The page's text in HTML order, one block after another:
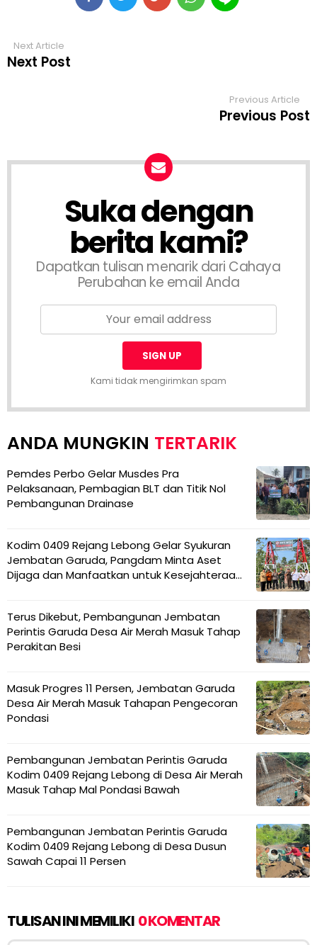
Next Article
Next Post
Previous Article
Previous Post
Suka dengan
berita kami?
Dapatkan tulisan menarik dari Cahaya
Perubahan ke email Anda
Kami tidak mengirimkan spam
TERTARIK
Pemdes Perbo Gelar Musdes Pra
Pelaksanaan, Pembagian BLT dan Titik Nol
Pembangunan Drainase
Kodim 0409 Rejang Lebong Gelar Syukuran
Jembatan Garuda, Pangdam Minta Aset
Dijaga dan Manfaatkan untuk Kesejahteraan
Terus Dikebut, Pembangunan Jembatan
Perintis Garuda Desa Air Merah Masuk Tahap
Perakitan Besi
Masuk Progres 11 Persen, Jembatan Garuda
Desa Air Merah Masuk Tahapan Pengecoran
Pondasi
Pembangunan Jembatan Perintis Garuda
Kodim 0409 Rejang Lebong di Desa Air Merah
Masuk Tahap Mal Pondasi Bawah
Pembangunan Jembatan Perintis Garuda
Kodim 0409 Rejang Lebong di Desa Dusun
Sawah Capai 11 Persen
TULISAN INI MEMILIKI 0 KOMENTAR